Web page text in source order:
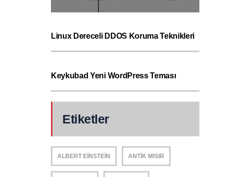
Linux Dereceli DDOS Koruma Teknikleri
Keykubad Yeni WordPress Teması
Etiketler
ALBERT EINSTEIN ANTIK MISIR